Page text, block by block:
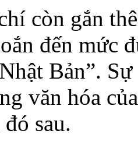
còn gắn
đến mức
Bản”.
văn hóa
sau.